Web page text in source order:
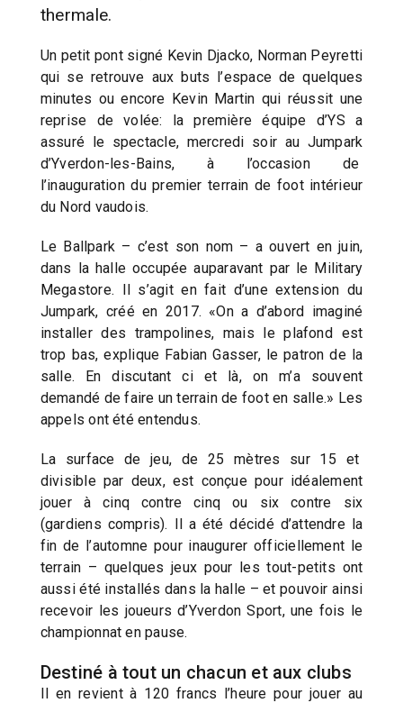
thermale.
Un petit pont signé Kevin Djacko, Norman Peyretti
qui se retrouve aux buts l’espace de quelques
minutes ou encore Kevin Martin qui réussit une
reprise de volée: la première équipe d’YS a
assuré le spectacle, mercredi soir au Jumpark
d’Yverdon-les-Bains, à l’occasion de
l’inauguration du premier terrain de foot intérieur
du Nord vaudois.
Le Ballpark – c’est son nom – a ouvert en juin,
dans la halle occupée auparavant par le Military
Megastore. Il s’agit en fait d’une extension du
Jumpark, créé en 2017. «On a d’abord imaginé
installer des trampolines, mais le plafond est
trop bas, explique Fabian Gasser, le patron de la
salle. En discutant ci et là, on m’a souvent
demandé de faire un terrain de foot en salle.» Les
appels ont été entendus.
La surface de jeu, de 25 mètres sur 15 et
divisible par deux, est conçue pour idéalement
jouer à cinq contre cinq ou six contre six
(gardiens compris). Il a été décidé d’attendre la
fin de l’automne pour inaugurer officiellement le
terrain – quelques jeux pour les tout-petits ont
aussi été installés dans la halle – et pouvoir ainsi
recevoir les joueurs d’Yverdon Sport, une fois le
championnat en pause.
Destiné à tout un chacun et aux clubs
Il en revient à 120 francs l’heure pour jouer au